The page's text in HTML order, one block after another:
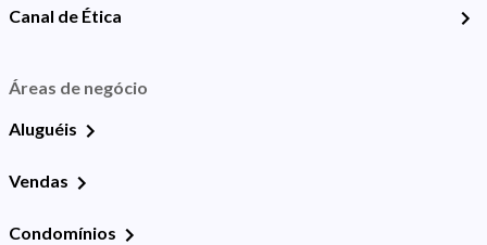
Canal de Ética
Áreas de negócio
Aluguéis
Vendas
Condomínios